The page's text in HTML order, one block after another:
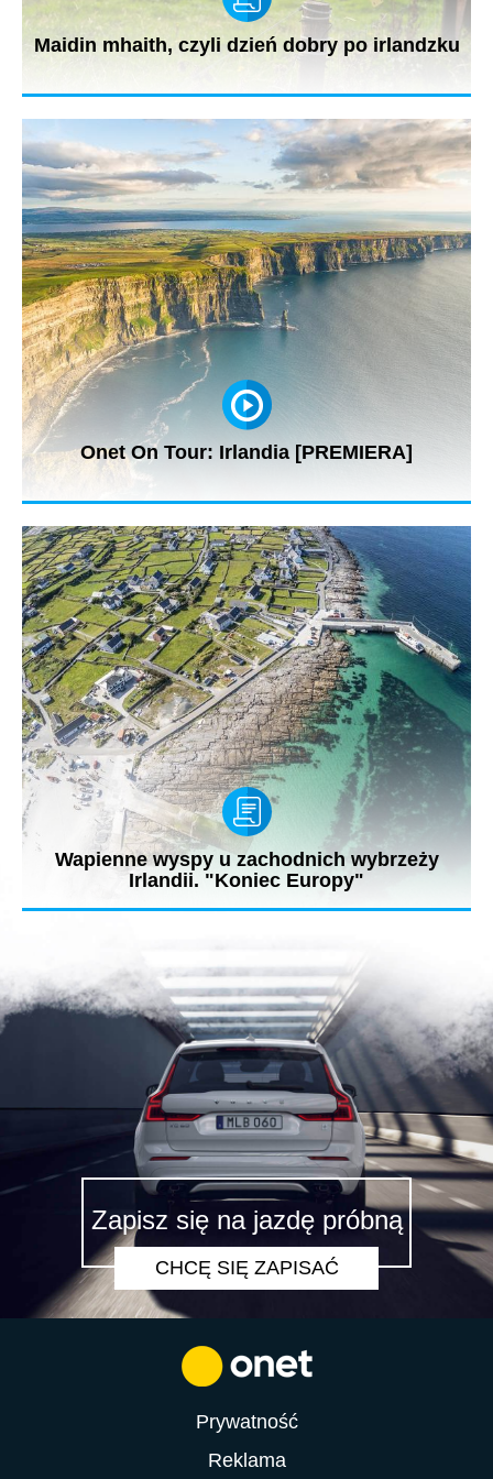
Maidin mhaith, czyli dzień dobry po irlandzku
Język z wyspy? Czy zastanawiałeś się kiedyś nad nauką czegoś
zupełnie nowego?...
Onet On Tour: Irlandia [PREMIERA]
Zapraszamy na kolejny reportaż z cyklu #OnetOnTour – tym
razem Jarosław...
Wapienne wyspy u zachodnich wybrzeży
Irlandii. "Koniec Europy"
Zapisz się na jazdę próbną
CHCĘ SIĘ ZAPISAĆ
Prywatność
Reklama